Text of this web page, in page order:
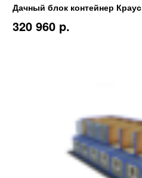
Дачный блок контейнер Краус
320 960 p.